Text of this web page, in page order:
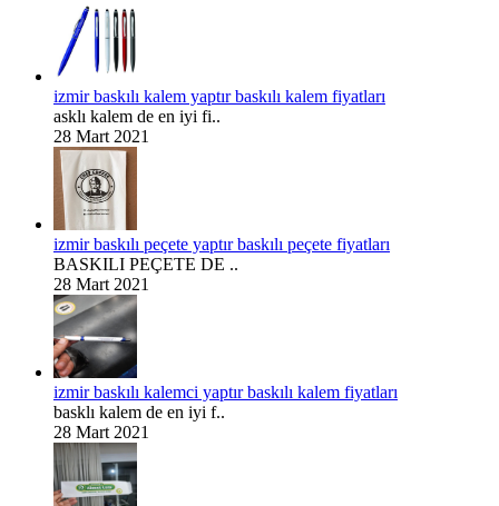
izmir baskılı kalem yaptır baskılı kalem fiyatları
asklı kalem de en iyi fi..
28 Mart 2021
izmir baskılı peçete yaptır baskılı peçete fiyatları
BASKILI PEÇETE DE ..
28 Mart 2021
izmir baskılı kalemci yaptır baskılı kalem fiyatları
basklı kalem de en iyi f..
28 Mart 2021